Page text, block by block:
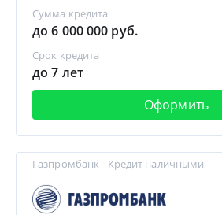
Сумма кредита
до 6 000 000 руб.
Срок кредита
до 7 лет
Оформить
Газпромбанк - Кредит наличными